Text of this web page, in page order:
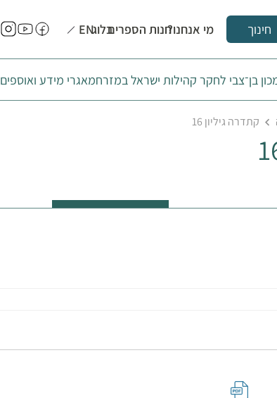
חינוך מי אנחנו?חנות הספריםבלוגEN
בן־צבי לחקר קהילות ישראל במזרחמאגרי מידע ואוספים
קתדרה גיליון 16